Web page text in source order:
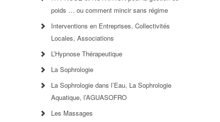
poids … ou comment mincir sans régime
Interventions en Entreprises, Collectivités
Locales, Associations
L’Hypnose Thérapeutique
La Sophrologie
La Sophrologie dans l’Eau, La Sophrologie
Aquatique, l’AGUASOFRO
Les Massages